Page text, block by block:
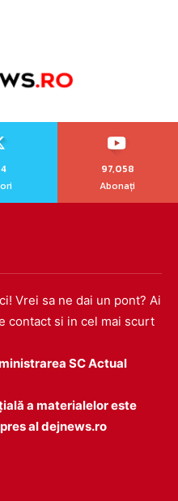
97,058
Abonați
Vrei sa ne dai un pont? Ai
contact si in cel mai scurt
SC Actual
a materialelor este
al dejnews.ro